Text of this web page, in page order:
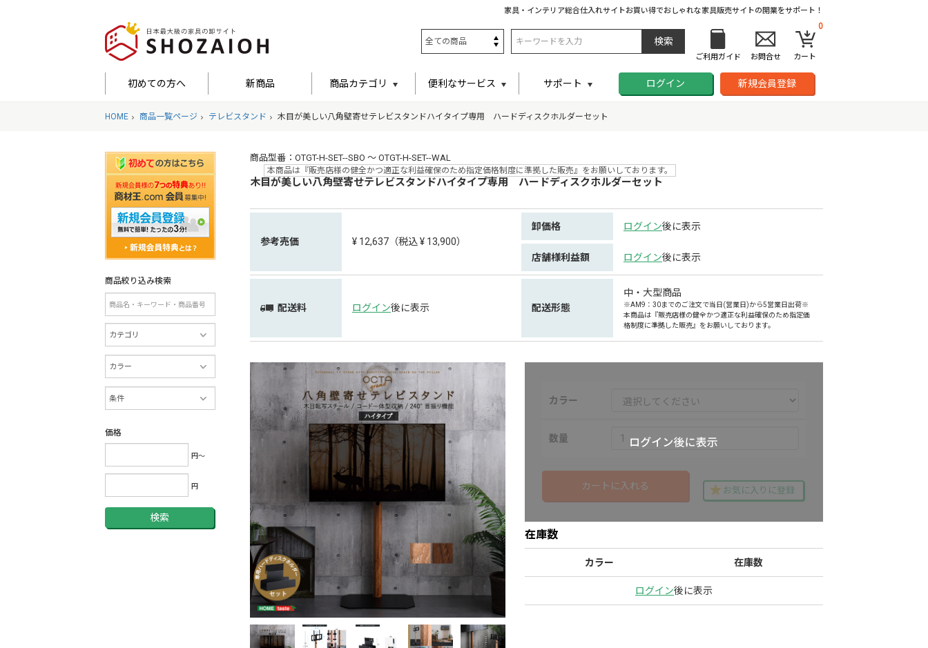
家具・インテリア総合仕入れサイトお買い得でおしゃれな家具販売サイトの開業をサポート！
ご利用ガイド お問合せ
0
カート
初めての方へ 新商品 商品カテゴリ 便利なサービス サポート ログイン 新規会員登録
HOME 商品一覧ページ テレビスタンド 木目が美しい八角壁寄せテレビスタンドハイタイプ専用 ハードディスクホルダーセット
商品絞り込み検索
価格
円～
円
検索
商品型番：OTGT-H-SET--SBO ～ OTGT-H-SET--WAL
本商品は『販売店様の健全かつ適正な利益確保のため指定価格制度に準拠した販売』をお願いしております。
木目が美しい八角壁寄せテレビスタンドハイタイプ専用 ハードディスクホルダーセット
参考売価 ¥ 12,637（税込 ¥ 13,900）
卸価格 ログイン後に表示
店舗様利益額 ログイン後に表示
配送料 ログイン後に表示 配送形態
中・大型商品
※AM9：30までのご注文で当日(営業日)から5営業日出荷※
本商品は『販売店様の健全かつ適正な利益確保のため指定価
格制度に準拠した販売』をお願いしております。
カラー
数量
カートに入れる お気に入りに登録
在庫数
カラー 在庫数
ログイン後に表示